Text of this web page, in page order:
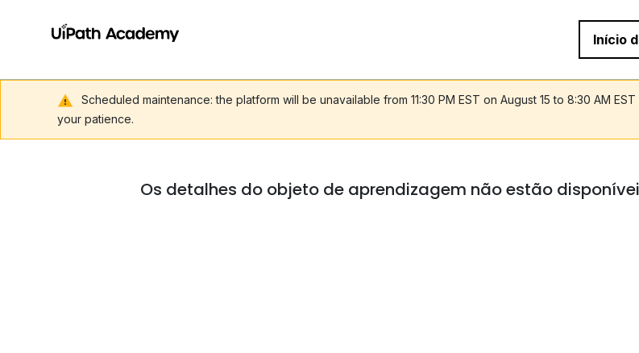
Início
Scheduled maintenance: the platform will be unavailable from 11:30 PM EST on August 15 to 8:30 AM
your patience.
Os detalhes do objeto de aprendizagem não estão